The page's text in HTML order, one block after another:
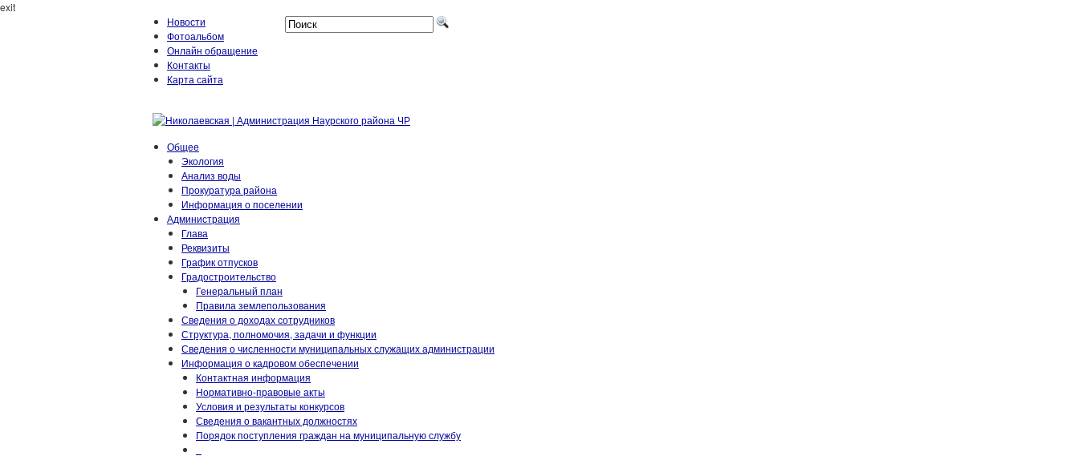
exit
Новости
Фотоальбом
Онлайн обращение
Контакты
Карта сайта
Общее
Экология
Анализ воды
Прокуратура района
Информация о поселении
Администрация
Глава
Реквизиты
График отпусков
Градостроительство
Генеральный план
Правила землепользования
Сведения о доходах сотрудников
Структура, полномочия, задачи и функции
Сведения о численности муниципальных служащих администрации
Информация о кадровом обеспечении
Контактная информация
Нормативно-правовые акты
Условия и результаты конкурсов
Сведения о вакантных должностях
Порядок поступления граждан на муниципальную службу